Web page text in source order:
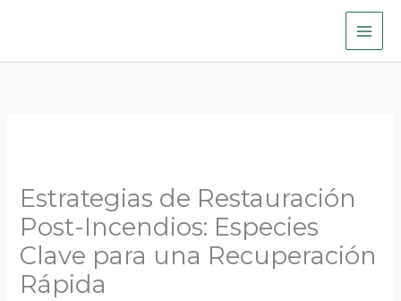
content
Estrategias de Restauración
Post-Incendios: Especies
Clave para una Recuperación
Rápida